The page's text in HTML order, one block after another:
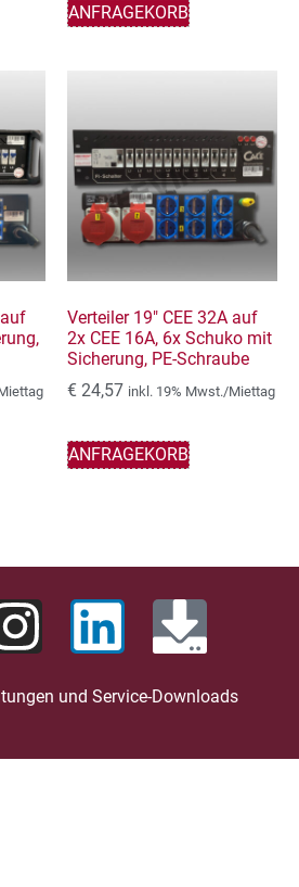
ANFRAGEKORB
Verteiler 19″ CEE 32A auf
2x CEE 16A, 6x Schuko mit
Sicherung, PE-Schraube
€ 24,57 inkl. 19% Mwst./Miettag
ANFRAGEKORB
und Service-Downloads